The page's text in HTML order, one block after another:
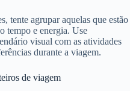
tente agrupar aquelas que estão
tempo e energia. Use
visual com as atividades
durante a viagem.
de viagem